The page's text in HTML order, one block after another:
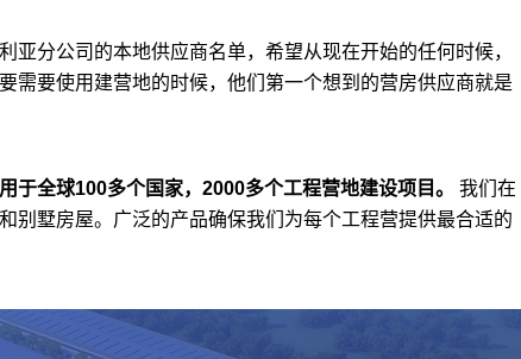
亚分公司的本地供应商名单，希望从现在开始的任何时候，
需要使用建营地的时候，他们第一个想到的营房供应商就是
于全球100多个国家，2000多个工程营地建设项目。 我们在
别墅房屋。广泛的产品确保我们为每个工程营提供最合适的